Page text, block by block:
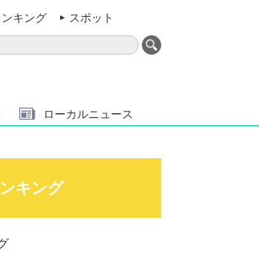
ローカルニュース
キング スポット
キング